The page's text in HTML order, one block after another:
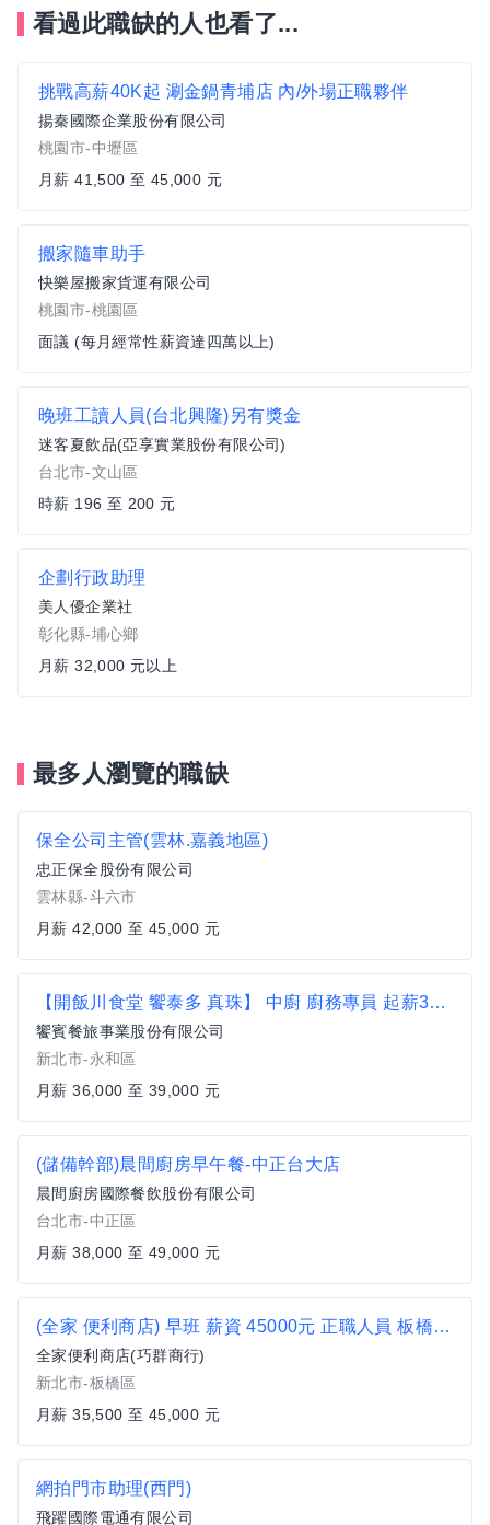
看過此職缺的人也看了...
挑戰高薪40K起 涮金鍋青埔店 內/外場正職夥伴
揚秦國際企業股份有限公司
桃園市-中壢區
月薪 41,500 至 45,000 元
搬家隨車助手
快樂屋搬家貨運有限公司
桃園市-桃園區
面議 (每月經常性薪資達四萬以上)
晚班工讀人員(台北興隆)另有獎金
迷客夏飲品(亞享實業股份有限公司)
台北市-文山區
時薪 196 至 200 元
企劃行政助理
美人優企業社
彰化縣-埔心鄉
月薪 32,000 元以上
最多人瀏覽的職缺
保全公司主管(雲林.嘉義地區)
忠正保全股份有限公司
雲林縣-斗六市
月薪 42,000 至 45,000 元
【開飯川食堂 饗泰多 真珠】 中廚 廚務專員 起薪36K起 歡迎無經驗者加入【永和區】
饗賓餐旅事業股份有限公司
新北市-永和區
月薪 36,000 至 39,000 元
(儲備幹部)晨間廚房早午餐-中正台大店
晨間廚房國際餐飲股份有限公司
台北市-中正區
月薪 38,000 至 49,000 元
(全家 便利商店) 早班 薪資 45000元 正職人員 板橋區 超商 非7-11 非統一 新埔捷運站 板橋花市 新埔市場
全家便利商店(巧群商行)
新北市-板橋區
月薪 35,500 至 45,000 元
網拍門市助理(西門)
飛躍國際電通有限公司